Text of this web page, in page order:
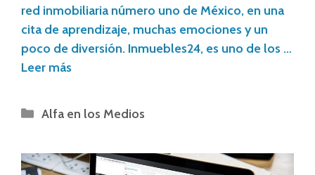
red inmobiliaria número uno de México, en una
cita de aprendizaje, muchas emociones y un
poco de diversión. Inmuebles24, es uno de los …
Leer más
Alfa en los Medios